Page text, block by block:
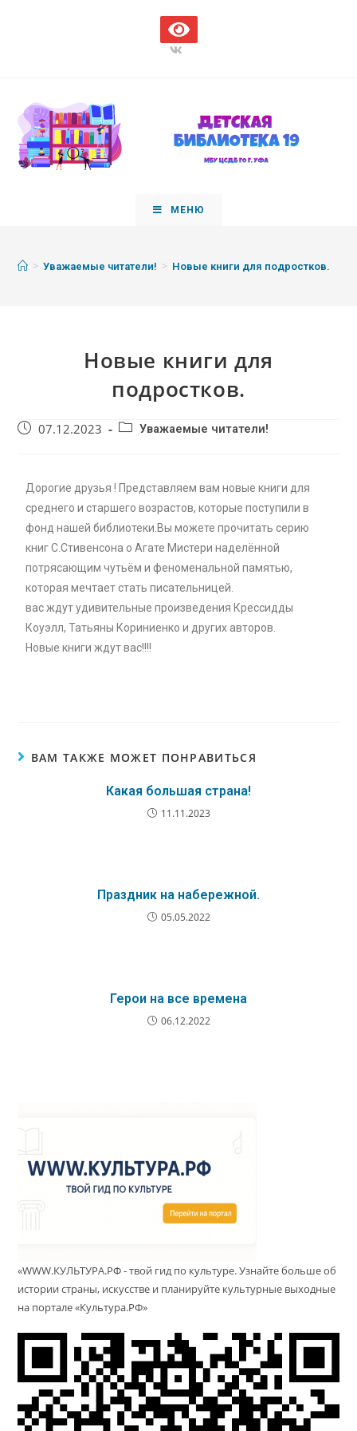
МЕНЮ
> Уважаемые читатели! > Новые книги для подростков.
Новые книги для
подростков.
07.12.2023 Уважаемые читатели!
Дорогие друзья ! Представляем вам новые книги для
среднего и старшего возрастов, которые поступили в
фонд нашей библиотеки.Вы можете прочитать серию
книг С.Стивенсона о Агате Мистери наделённой
потрясающим чутьём и феноменальной памятью,
которая мечтает стать писательницей.
вас ждут удивительные произведения Крессидды
Коуэлл, Татьяны Кориниенко и других авторов.
Новые книги ждут вас!!!!
ВАМ ТАКЖЕ МОЖЕТ ПОНРАВИТЬСЯ
Какая большая страна!
11.11.2023
Праздник на набережной.
05.05.2022
Герои на все времена
06.12.2022
«WWW.КУЛЬТУРА.РФ - твой гид по культуре. Узнайте больше об
истории страны, искусстве и планируйте культурные выходные
на портале «Культура.РФ»